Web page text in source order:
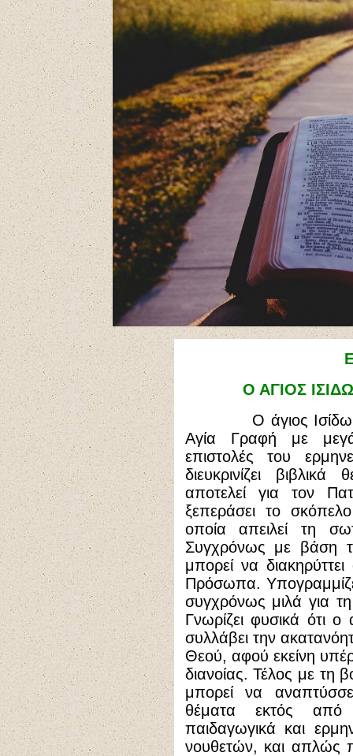
Ο ΑΓΙΟΣ
Ο άγιος Ισίδωρος
Αγία Γραφή με
επιστολές του
διευκρινίζει
αποτελεί για τον
ξεπεράσει το
οποία απειλεί τη
Συγχρόνως με βάση
μπορεί να
Πρόσωπα.
συγχρόνως μιλά για
Γνωρίζει φυσικά ότι
συλλάβει την
Θεού, αφού εκείνη
διανοίας. Τέλος με τη
μπορεί να
θέματα εκτός από
παιδαγωγικά και
νουθετών, και απλώς